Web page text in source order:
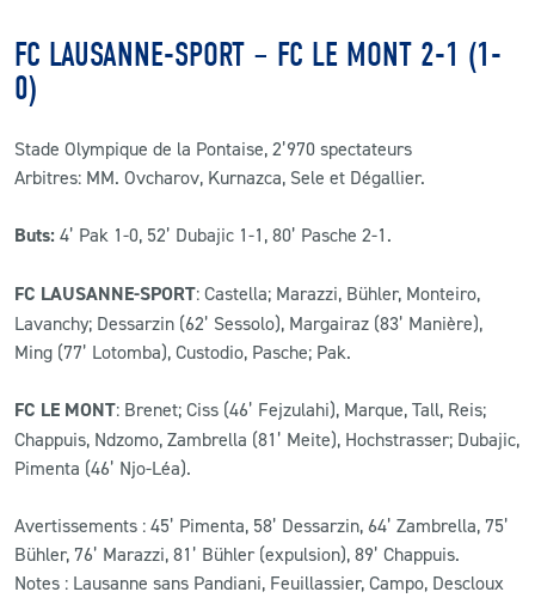
FC LAUSANNE-SPORT – FC LE MONT 2-1 (1-
0)
Stade Olympique de la Pontaise, 2’970 spectateurs
Arbitres: MM. Ovcharov, Kurnazca, Sele et Dégallier.
Buts: 4’ Pak 1-0, 52’ Dubajic 1-1, 80’ Pasche 2-1.
FC LAUSANNE-SPORT: Castella; Marazzi, Bühler, Monteiro,
Lavanchy; Dessarzin (62’ Sessolo), Margairaz (83’ Manière),
Ming (77’ Lotomba), Custodio, Pasche; Pak.
FC LE MONT: Brenet; Ciss (46’ Fejzulahi), Marque, Tall, Reis;
Chappuis, Ndzomo, Zambrella (81’ Meite), Hochstrasser; Dubajic,
Pimenta (46’ Njo-Léa).
Avertissements : 45’ Pimenta, 58’ Dessarzin, 64’ Zambrella, 75’
Bühler, 76’ Marazzi, 81’ Bühler (expulsion), 89’ Chappuis.
Notes : Lausanne sans Pandiani, Feuillassier, Campo, Descloux